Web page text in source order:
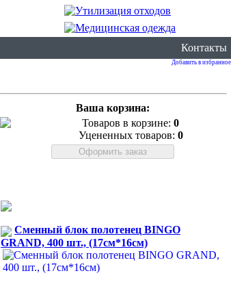
Контакты
Добавить в избранное
Ваша корзина:
Товаров в корзине: 0
Уцененных товаров: 0
Сменный блок полотенец BINGO
GRAND, 400 шт., (17см*16см)